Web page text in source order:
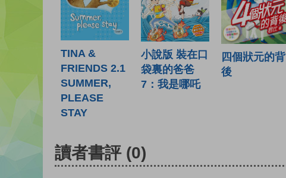
TINA &
FRIENDS 2.1
SUMMER,
PLEASE
STAY
小說版 裝在口
袋裏的爸爸
7：我是哪吒
四個狀元的背
後
讀者書評 (0)